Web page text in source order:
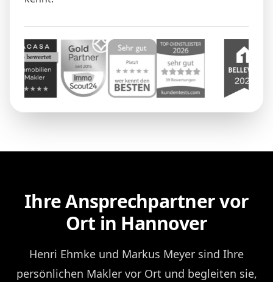
Ihre Ansprechpartner vor
Ort in Hannover
Henri Ehmke und Markus Meyer sind Ihre
persönlichen Makler vor Ort und begleiten sie,